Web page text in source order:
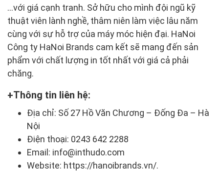
…với giá cạnh tranh. Sở hữu cho mình đội ngũ kỹ
thuật viên lành nghề, thâm niên làm việc lâu năm
cùng với sự hỗ trợ của máy móc hiện đại. HaNoi
Công ty HaNoi Brands cam kết sẽ mang đến sản
phẩm với chất lượng in tốt nhất với giá cả phải
chăng.
Thông tin liên hệ:
Địa chỉ: Số 27 Hồ Văn Chương – Đống Đa – Hà
Nội
Điện thoại: 0243 642 2288
Email: info@inthudo.com
Website: https://hanoibrands.vn/.